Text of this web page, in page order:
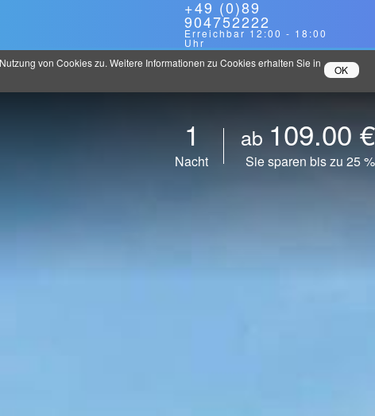
von Cookies zu. Weitere Informationen zu Cookies erhalten Sie in
OK
+49 (0)89
904752222
Erreichbar 12:00 - 18:00
Uhr
1
Nacht
ab 109.00 €
Sie sparen bis zu 25 %